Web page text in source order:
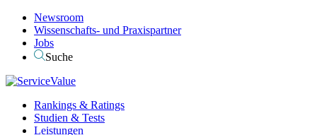
Newsroom
Wissenschafts- und Praxispartner
Jobs
Suche
Rankings & Ratings
Studien & Tests
Leistungen